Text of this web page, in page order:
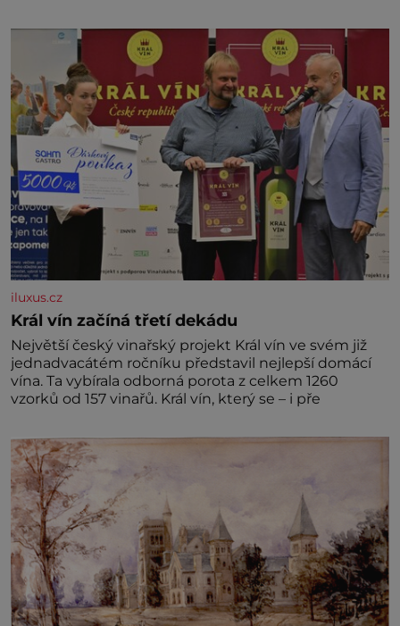
divné burácení skutečně ustane. Když o mnoho let
později hrobku
iluxus.cz
Král vín začíná třetí dekádu
Největší český vinařský projekt Král vín ve svém již
jednadvacátém ročníku představil nejlepší domácí
vína. Ta vybírala odborná porota z celkem 1260
vzorků od 157 vinařů. Král vín, který se – i pře